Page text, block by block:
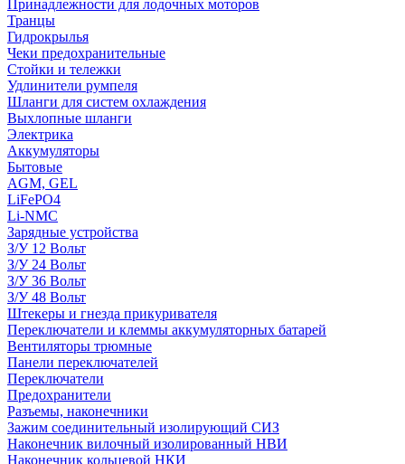
Принадлежности для лодочных моторов
Транцы
Гидрокрылья
Чеки предохранительные
Стойки и тележки
Удлинители румпеля
Шланги для систем охлаждения
Выхлопные шланги
Электрика
Аккумуляторы
Бытовые
AGM, GEL
LiFePO4
Li-NMC
Зарядные устройства
З/У 12 Вольт
З/У 24 Вольт
З/У 36 Вольт
З/У 48 Вольт
Штекеры и гнезда прикуривателя
Переключатели и клеммы аккумуляторных батарей
Вентиляторы трюмные
Панели переключателей
Переключатели
Предохранители
Разъемы, наконечники
Зажим соединительный изолирующий СИЗ
Наконечник вилочный изолированный НВИ
Наконечник кольцевой НКИ